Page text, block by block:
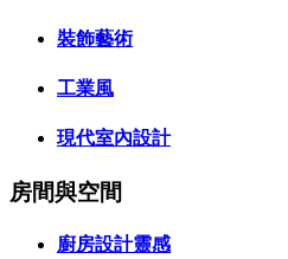
裝飾藝術
工業風
現代室內設計
房間與空間
廚房設計靈感